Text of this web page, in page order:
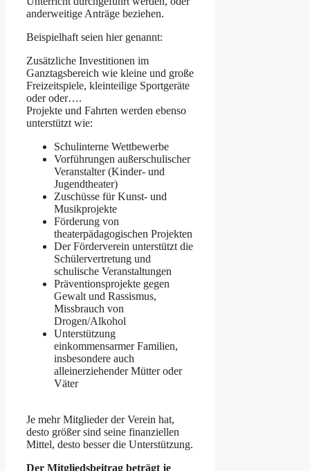
anderweitige Anträge beziehen.
Beispielhaft seien hier genannt:
Zusätzliche Investitionen im
Ganztagsbereich wie kleine und große
Freizeitspiele, kleinteilige Sportgeräte
oder oder….
Projekte und Fahrten werden ebenso
unterstützt wie:
Schulinterne Wettbewerbe
Vorführungen außerschulischer
Veranstalter (Kinder- und
Jugendtheater)
Zuschüsse für Kunst- und
Musikprojekte
Förderung von
theaterpädagogischen Projekten
Der Förderverein unterstützt die
Schülervertretung und
schulische Veranstaltungen
Präventionsprojekte gegen
Gewalt und Rassismus,
Missbrauch von
Drogen/Alkohol
Unterstützung
einkommensarmer Familien,
insbesondere auch
alleinerziehender Mütter oder
Väter
Je mehr Mitglieder der Verein hat,
desto größer sind seine finanziellen
Mittel, desto besser die Unterstützung.
Der Mitgliedsbeitrag beträgt je